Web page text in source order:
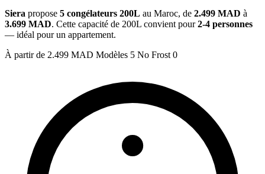
Siera propose 5 congélateurs 200L au Maroc, de 2.499 MAD à
3.699 MAD. Cette capacité de 200L convient pour2-4 personnes
— idéal pour un appartement.
À partir de 2.499 MAD Modèles 5 No Frost 0